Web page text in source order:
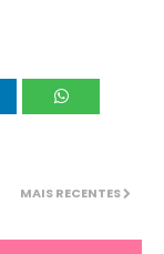
MAIS RECENTES